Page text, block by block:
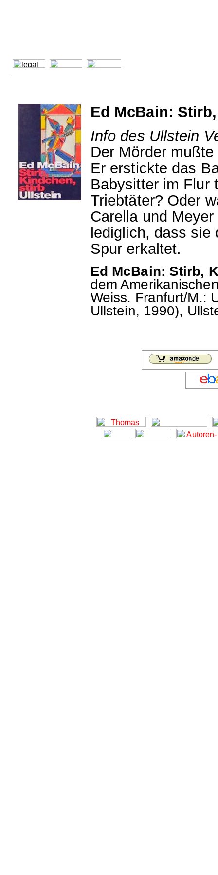
Ed McBain:
Info des Ullstein
Der Mörder
Er erstickte das
Babysitter im Flur
Triebtäter? Oder
Carella und
lediglich, dass sie
Spur erkaltet.
Ed McBain: Stirb,
dem
Weiss. Franfurt/M.:
Ullstein, 1990),